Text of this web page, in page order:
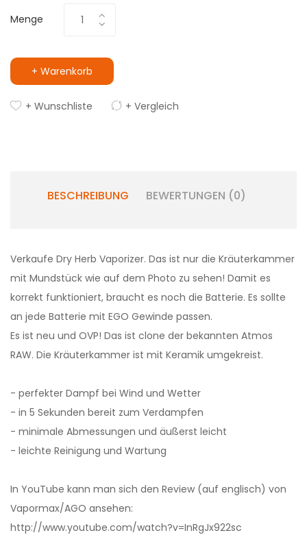
Menge
+ Warenkorb
+ Wunschliste + Vergleich
BESCHREIBUNG BEWERTUNGEN (0)
Verkaufe Dry Herb Vaporizer. Das ist nur die Kräuterkammer
mit Mundstück wie auf dem Photo zu sehen! Damit es
korrekt funktioniert, braucht es noch die Batterie. Es sollte
an jede Batterie mit EGO Gewinde passen.
Es ist neu und OVP! Das ist clone der bekannten Atmos
RAW. Die Kräuterkammer ist mit Keramik umgekreist.
- perfekter Dampf bei Wind und Wetter
- in 5 Sekunden bereit zum Verdampfen
- minimale Abmessungen und äußerst leicht
- leichte Reinigung und Wartung
In YouTube kann man sich den Review (auf englisch) von
Vapormax/AGO ansehen:
http://www.youtube.com/watch?v=InRgJx922sc